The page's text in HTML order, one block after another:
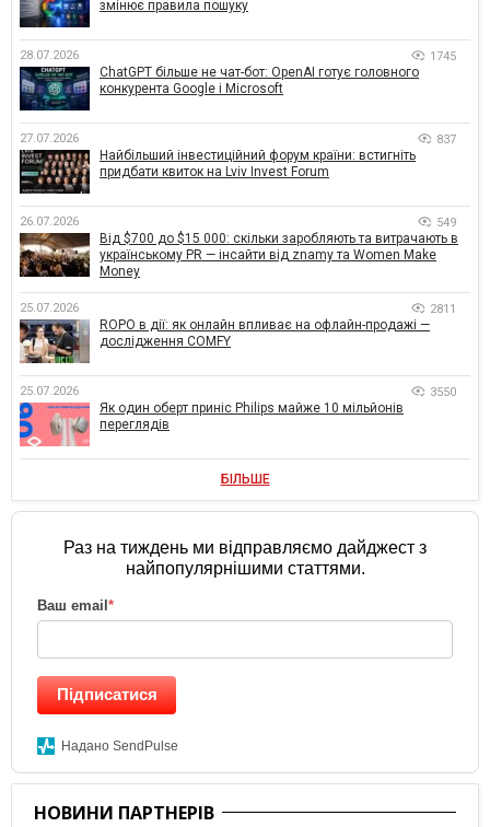
змінює правила пошуку
28.07.2026 1745
ChatGPT більше не чат-бот: OpenAI готує головного
конкурента Google і Microsoft
27.07.2026 837
Найбільший інвестиційний форум країни: встигніть
придбати квиток на Lviv Invest Forum
26.07.2026 549
Від $700 до $15 000: скільки заробляють та витрачають в
українському PR — інсайти від znamy та Women Make
Money
25.07.2026 2811
ROPO в дії: як онлайн впливає на офлайн-продажі —
дослідження COMFY
25.07.2026 3550
Як один оберт приніс Philips майже 10 мільйонів
переглядів
БІЛЬШЕ
Раз на тиждень ми відправляємо дайджест з
найпопулярнішими статтями.
Ваш email *
Підписатися
Надано SendPulse
НОВИНИ ПАРТНЕРІВ